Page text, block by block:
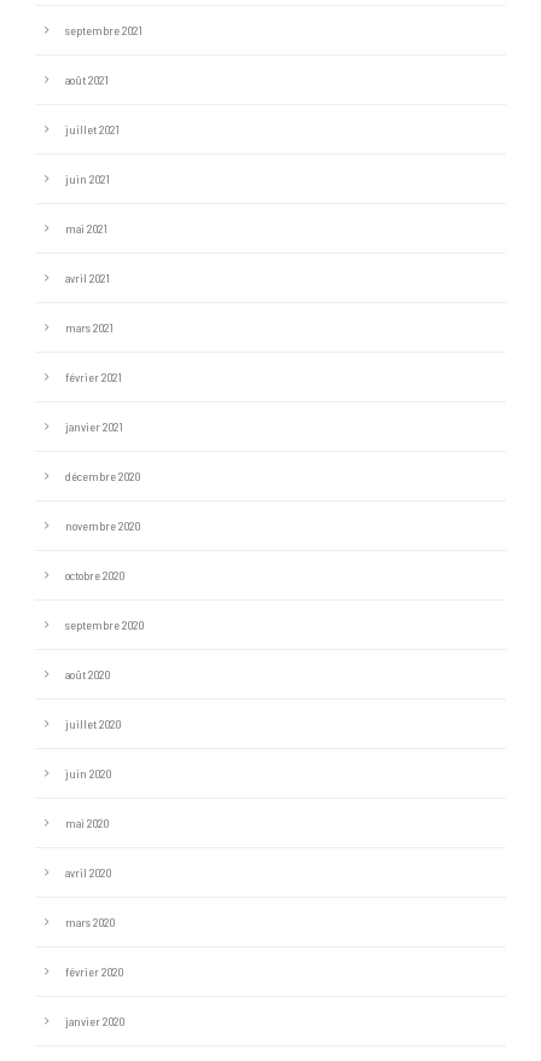
septembre 2021
août 2021
juillet 2021
juin 2021
mai 2021
avril 2021
mars 2021
février 2021
janvier 2021
décembre 2020
novembre 2020
octobre 2020
septembre 2020
août 2020
juillet 2020
juin 2020
mai 2020
avril 2020
mars 2020
février 2020
janvier 2020